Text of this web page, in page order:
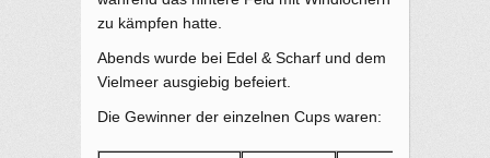
zu kämpfen hatte.
Abends wurde bei Edel & Scharf und dem
Vielmeer ausgiebig befeiert.
Die Gewinner der einzelnen Cups waren: